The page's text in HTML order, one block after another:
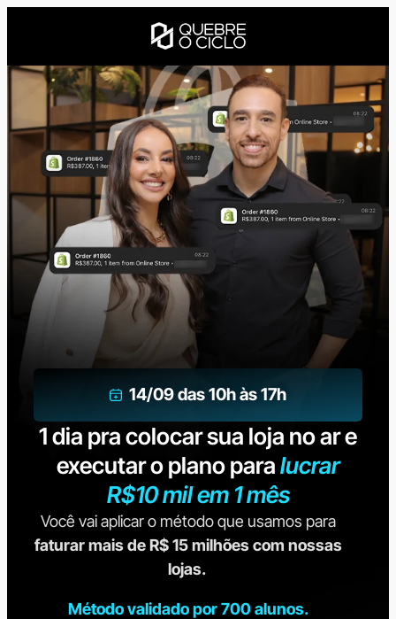
14/09 das 10h às 17h
1 dia pra colocar sua loja no ar e
executar o plano paralucrar
R$10 mil em 1 mês
Você vai aplicar o método que usamos para
faturar mais de R$ 15 milhões com nossas
lojas.
Método validado por 700 alunos.